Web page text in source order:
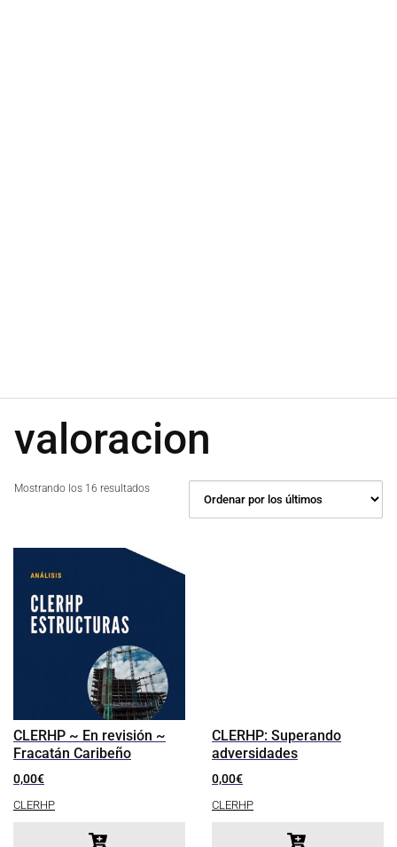
valoracion
Mostrando los 16 resultadosOrdenado
CLERHP ~ En revisión ~
Fracatán Caribeño
0,00€
CLERHP
CLERHP: Superando
adversidades
0,00€
CLERHP